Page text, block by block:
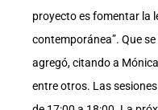
proyecto es fomentar la
contemporánea”. Que
agregó, citando a
entre otros. Las